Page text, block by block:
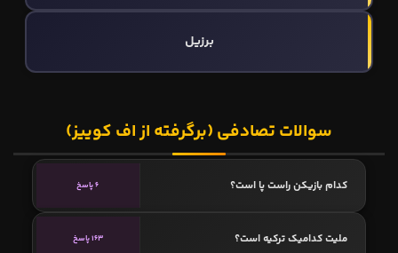
برزیل
سوالات تصادفی (برگرفته از اف کوییز)
کدام بازیکن راست پا است؟ 6 پاسخ
ملیت کدامیک ترکیه است؟ 163 پاسخ